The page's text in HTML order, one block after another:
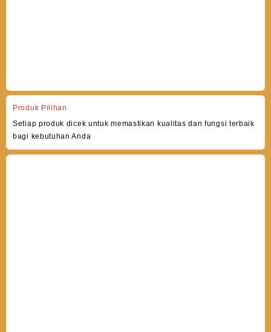
Produk Pilihan
Setiap produk dicek untuk memastikan kualitas dan fungsi terbaik
bagi kebutuhan Anda